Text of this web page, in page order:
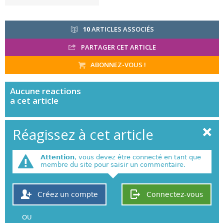
10ARTICLES ASSOCIÉS
PARTAGER CET ARTICLE
ABONNEZ-VOUS !
Aucune reactions
a cet article
Réagissez à cet article
Attention, vous devez être connecté en tant que
membre du site pour saisir un commentaire.
Connectez-vous
Créez un compte
OU